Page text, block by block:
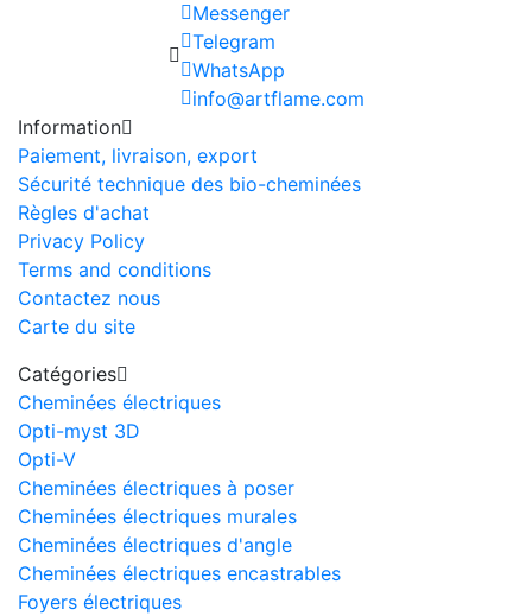
Messenger
Telegram
WhatsApp
info@artflame.com
Information
Paiement, livraison, export
Sécurité technique des bio-cheminées
Règles d'achat
Privacy Policy
Terms and conditions
Contactez nous
Carte du site
Catégories
Cheminées électriques
Opti-myst 3D
Opti-V
Cheminées électriques à poser
Cheminées électriques murales
Cheminées électriques d'angle
Cheminées électriques encastrables
Foyers électriques